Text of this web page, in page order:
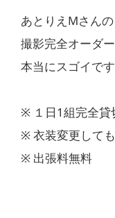
あとりえMさんの
撮影完全オーダ
本当にスゴイで
※ １日1組完全貸
※ 衣装変更して
※ 出張料無料